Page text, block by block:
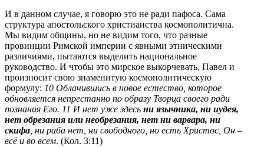
И в данном случае, я говорю это не ради пафоса. Сама
структура апостольского христианства космополитична.
Мы видим общины, но не видим того, что разные
провинции Римской империи с явными этническими
различиями, пытаются выделить национальное
руководство. И чтобы это мирское выкорчевать, Павел и
произносит свою знаменитую космополитическую
формулу: 10 Облачившись в новое естество, которое
обновляется непрестанно по образу Творца своего ради
познания Его. 11 И нет уже здесь ни язычника, ни иудея,
нет обрезания или необрезания, нет ни варвара, ни
скифа, ни раба нет, ни свободного, но есть Христос, Он –
всё и во всем. (Кол. 3:11)